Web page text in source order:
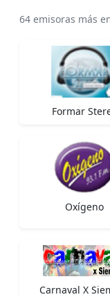
64 emisoras más
Formar
Oxígeno
Carnaval X